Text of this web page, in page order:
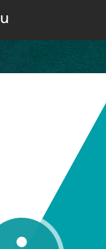
hogy a
ne eléd.